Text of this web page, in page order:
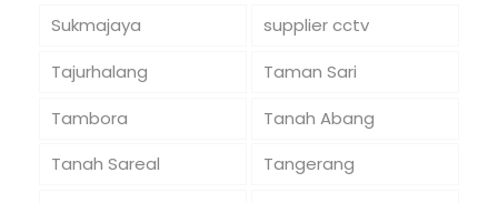
Sukmajaya
supplier cctv
Tajurhalang
Taman Sari
Tambora
Tanah Abang
Tanah Sareal
Tangerang